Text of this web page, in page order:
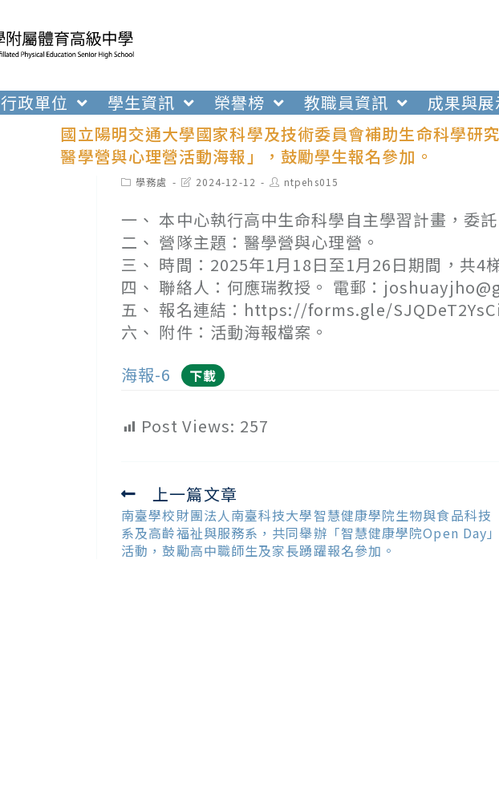
行政單位 學生資訊 榮譽榜 教職員資訊
成果與
國立陽明交通大學國家科學及技術委員會補助生命科學研
醫學營與心理營活動海報」，鼓勵學生報名參加。
Post學務處
Post2024-12-12
Post
author:
ntpehs015
一、 本中心執行高中生命科學自主學習計畫，委
二、 營隊主題：醫學營與心理營。
三、 時間：2025年1月18日至1月26日期間，共4
四、 聯絡人：何應瑞教授。 電郵：
五、 報名連結：https://forms.gle/
六、 附件：活動海報檔案。
海報-6
下載
Post Views: 257
Read
more
articles
上一篇文章
南臺學校財團法人南臺科技大學智慧健康學院生物與食品科技
系及高齡福祉與服務系，共同舉辦「智慧健康學院Open Day
活動，鼓勵高中職師生及家長踴躍報名參加。